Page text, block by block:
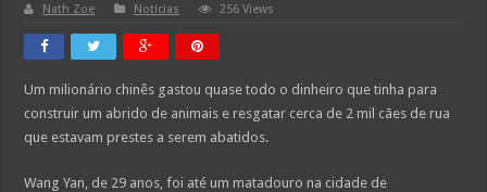
Nath Zoe Notícias 256 Views
Um milionário chinês gastou quase todo o dinheiro que tinha para
construir um abrido de animais e resgatar cerca de 2 mil cães de rua
que estavam prestes a serem abatidos.
Wang Yan, de 29 anos, foi até um matadouro na cidade de